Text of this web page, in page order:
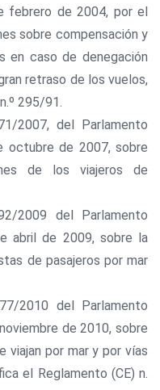
febrero de 2004, por el
sobre compensación y
en caso de denegación
retraso de los vuelos,
295/91.
2007, del Parlamento
octubre de 2007, sobre
de los viajeros de
2009 del Parlamento
abril de 2009, sobre la
de pasajeros por mar
2010 del Parlamento
de 2010, sobre
viajan por mar y por vías
el Reglamento (CE) n.